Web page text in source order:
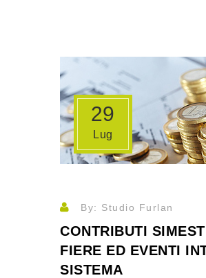
29
Lug
By: Studio Furlan
CONTRIBUTI
FIERE ED EVENTI
SISTEMA